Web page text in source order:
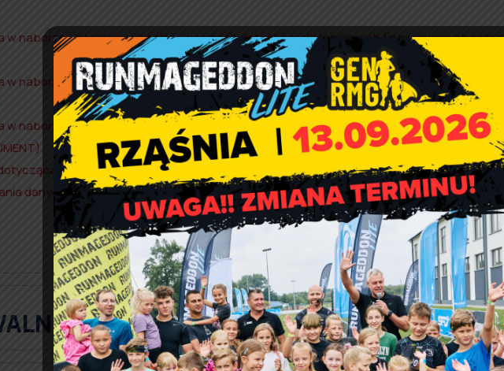
naborze – złożenia wniosku – w ramach dotacji proekologicznych finansowanych przez
naborze – złożenia wniosku – w ramach dotacji proekologicznych finansowanych przez
naborze – złożenia wniosku – w ramach dotacji proekologicznych finansowanych przez
deklaracji uczestnictwa w naborach proekologicznych,
danych osobowych.